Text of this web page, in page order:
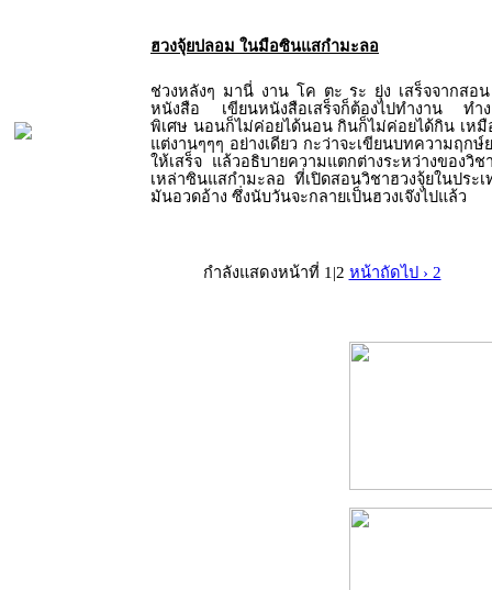
ฮวงจุ้ยปลอม ในมือซินแสกำมะลอ
ช่วงหลังๆ มานี่ งาน โค ตะ ระ ยุ่ง เสร็จจากสอ
หนังสือ เขียนหนังสือเสร็จก็ต้องไปทำงาน ทำง
พิเศษ นอนก็ไม่ค่อยได้นอน กินก็ไม่ค่อยได้กิน เห
แต่งานๆๆๆ อย่างเดียว กะว่าจะเขียนบทความฤก
ให้เสร็จ แล้วอธิบายความแตกต่างระหว่างของวิ
เหล่าซินแสกำมะลอ ที่เปิดสอนวิชาฮวงจุ้ยในประ
มันอวดอ้าง ซึ่งนับวันจะกลายเป็นฮวงเจ๊งไปแล้ว
กำลังแสดงหน้าที่ 1|2 หน้าถัดไป › 2